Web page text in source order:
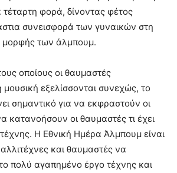
τέταρτη φορά, δίνοντας φέτος
συνεισφορά των γυναικών στη
μορφής των άλμπουμ.
οποίους οι θαυμαστές
εξελίσσονται συνεχώς, το
σημαντικό για να εκφραστούν οι
κατανοήσουν οι θαυμαστές τι έχει
Η Εθνική Ημέρα Άλμπουμ είναι
και θαυμαστές να
πολύ αγαπημένο έργο τέχνης και